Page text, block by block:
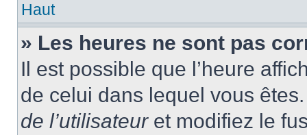
Haut
» Les heures ne sont pas
Il est possible que l’heure
de celui dans lequel vous
de l’utilisateuret modifiez le